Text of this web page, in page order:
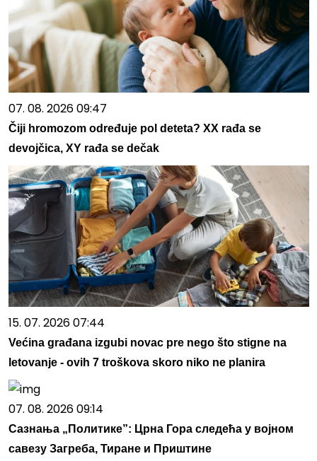
07. 08. 2026 09:47
Čiji hromozom određuje pol deteta? XX rađa se
devojčica, XY rađa se dečak
15. 07. 2026 07:44
Većina građana izgubi novac pre nego što stigne na
letovanje - ovih 7 troškova skoro niko ne planira
07. 08. 2026 09:14
Сазнања „Политике”: Црна Гора следећа у војном
савезу Загреба, Тиране и Приштине